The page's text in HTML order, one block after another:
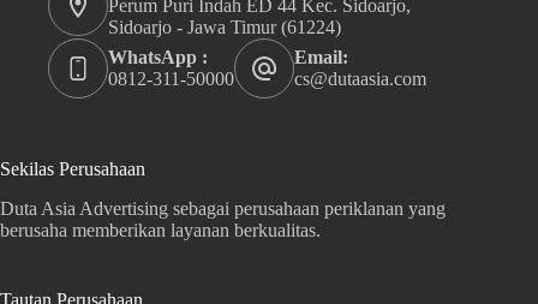
Perum Puri Indah ED 44 Kec. Sidoarjo,
Sidoarjo - Jawa Timur (61224)
WhatsApp :
0812-311-50000
Email:
cs@dutaasia.com
Sekilas Perusahaan
Duta Asia Advertising sebagai perusahaan periklanan yang
berusaha memberikan layanan berkualitas.
Tautan Perusahaan